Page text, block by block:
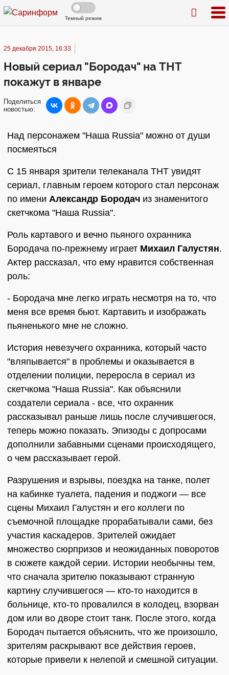
Темный режим
25 декабря 2015, 16:33
Новый сериал "Бородач" на ТНТ
покажут в январе
Поделиться
новостью:
Над персонажем "Наша Russia" можно от души
посмеяться
С 15 января зрители телеканала ТНТ увидят
сериал, главным героем которого стал персонаж
по имени Александр Бородач из знаменитого
скетчкома "Наша Russia".
Роль картавого и вечно пьяного охранника
Бородача по-прежнему играет Михаил Галустян.
Актер рассказал, что ему нравится собственная
роль:
- Бородача мне легко играть несмотря на то, что
меня все время бьют. Картавить и изображать
пьяненького мне не сложно.
История невезучего охранника, который часто
"вляпывается" в проблемы и оказывается в
отделении полиции, переросла в сериал из
скетчкома "Наша Russia". Как объяснили
создатели сериала - все, что охранник
рассказывал раньше лишь после случившегося,
теперь можно показать. Эпизоды с допросами
дополнили забавными сценами происходящего,
о чем рассказывает герой.
Разрушения и взрывы, поездка на танке, полет
на кабинке туалета, падения и поджоги — все
сцены Михаил Галустян и его коллеги по
съемочной площадке прорабатывали сами, без
участия каскадеров. Зрителей ожидает
множество сюрпризов и неожиданных поворотов
в сюжете каждой серии. Истории необычны тем,
что сначала зрителю показывают странную
картину случившегося — кто-то находится в
больнице, кто-то провалился в колодец, взорван
дом или во дворе стоит танк. После этого, когда
Бородач пытается объяснить, что же произошло,
зрителям раскрывают все действия героев,
которые привели к нелепой и смешной ситуации.